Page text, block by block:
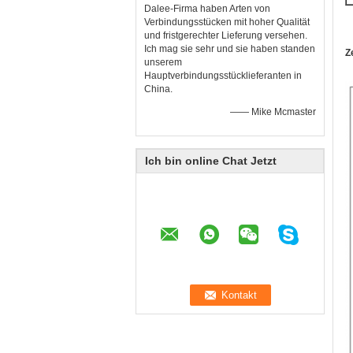
Dalee-Firma haben Arten von
Verbindungsstücken mit hoher Qualität
und fristgerechter Lieferung versehen.
Ich mag sie sehr und sie haben standen
unserem
Hauptverbindungsstücklieferanten in
China.
—— Mike Mcmaster
Ich bin online Chat Jetzt